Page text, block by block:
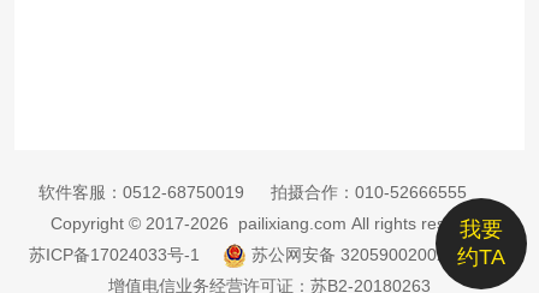
我要
约TA
软件客服： 0512-68750019 拍摄合作： 010-52666555
Copyright © 2017-2026 pailixiang.com All rights reserved
苏ICP备17024033号-1
苏公网安备 32059002002885号
增值电信业务经营许可证：苏B2-20180263